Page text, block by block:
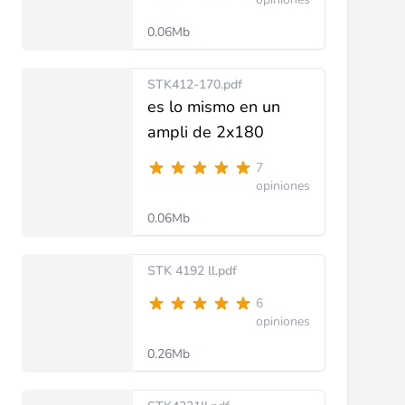
0.06Mb
STK412-170.pdf
es lo mismo en un
ampli de 2x180
7
opiniones
0.06Mb
STK 4192 ll.pdf
6
opiniones
0.26Mb